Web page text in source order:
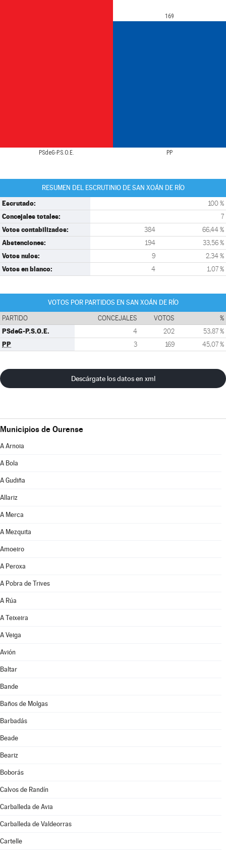
PSdeG-P.S.O.E. PP
169
RESUMEN DEL ESCRUTINIO DE SAN XOÁN DE RÍO
Escrutado: 100 %
Concejales totales: 7
Votos contabilizados: 384 66,44 %
Abstenciones: 194 33,56 %
Votos nulos: 9 2,34 %
Votos en blanco: 4 1,07 %
VOTOS POR PARTIDOS EN SAN XOÁN DE RÍO
PARTIDO CONCEJALES VOTOS %
PSdeG-P.S.O.E. 4 202 53,87 %
PP 3 169 45,07 %
Descárgate los datos en xml
Municipios de Ourense
A Arnoia
A Bola
A Gudiña
Allariz
A Merca
A Mezquita
Amoeiro
A Peroxa
A Pobra de Trives
A Rúa
A Teixeira
A Veiga
Avión
Baltar
Bande
Baños de Molgas
Barbadás
Beade
Beariz
Boborás
Calvos de Randín
Carballeda de Avia
Carballeda de Valdeorras
Cartelle